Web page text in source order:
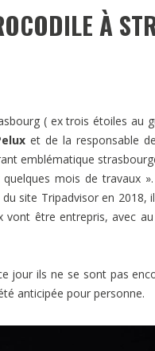
À
( ex trois étoiles au
et de la responsable
emblématique
mois de travaux
site Tripadvisor en
vont être entrepris, avec
jour ils ne se sont pas
anticipée pour personne.